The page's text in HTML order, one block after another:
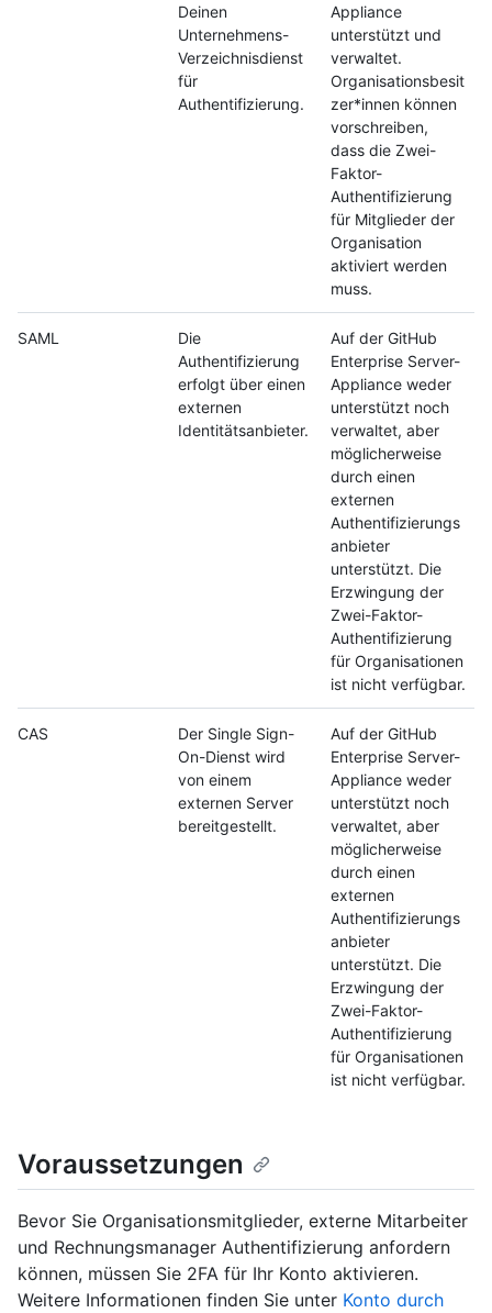
Deinen
Unternehmens-
Verzeichnisdienst
für
Authentifizierung.
Appliance
unterstützt und
verwaltet.
Organisationsbesit
zer*innen können
vorschreiben,
dass die Zwei-
Faktor-
Authentifizierung
für Mitglieder der
Organisation
aktiviert werden
muss.
SAML
Die
Authentifizierung
erfolgt über einen
externen
Identitätsanbieter.
Auf der GitHub
Enterprise Server-
Appliance weder
unterstützt noch
verwaltet, aber
möglicherweise
durch einen
externen
Authentifizierungs
anbieter
unterstützt. Die
Erzwingung der
Zwei-Faktor-
Authentifizierung
für Organisationen
ist nicht verfügbar.
CAS
Der Single Sign-
On-Dienst wird
von einem
externen Server
bereitgestellt.
Auf der GitHub
Enterprise Server-
Appliance weder
unterstützt noch
verwaltet, aber
möglicherweise
durch einen
externen
Authentifizierungs
anbieter
unterstützt. Die
Erzwingung der
Zwei-Faktor-
Authentifizierung
für Organisationen
ist nicht verfügbar.
Voraussetzungen
Bevor Sie Organisationsmitglieder, externe Mitarbeiter
und Rechnungsmanager Authentifizierung anfordern
können, müssen Sie 2FA für Ihr Konto aktivieren.
Weitere Informationen finden Sie unter Konto durch